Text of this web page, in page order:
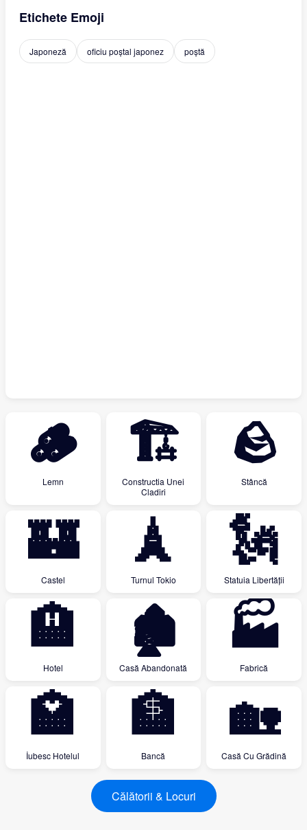
Etichete Emoji
Japoneză oficiu poștal japonez poștă
🪵
Lemn
🏗
Constructia Unei
Cladiri
🪨
Stâncă
🏰
Castel
🗼
Turnul Tokio
🗽
Statuia Libertății
🏨
Hotel
🏚
Casă Abandonată
🏭
Fabrică
🏩
İubesc Hotelul
🏦
Bancă
🏡
Casă Cu Grădină
Călătorii & Locuri